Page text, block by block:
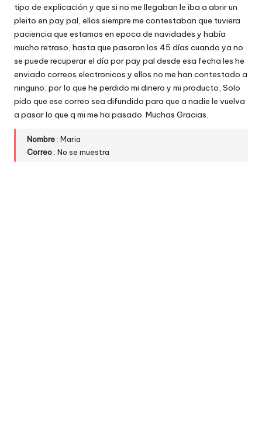
tipo de explicación y que si no me llegaban le iba a abrir un
pleito en pay pal, ellos siempre me contestaban que tuviera
paciencia que estamos en epoca de navidades y había
mucho retraso, hasta que pasaron los 45 días cuando ya no
se puede recuperar el día por pay pal desde esa fecha les he
enviado correos electronicos y ellos no me han contestado a
ninguno, por lo que he perdido mi dinero y mi producto, Solo
pido que ese correo sea difundido para que a nadie le vuelva
a pasar lo que q mi me ha pasado. Muchas Gracias.
Nombre : Maria
Correo : No se muestra